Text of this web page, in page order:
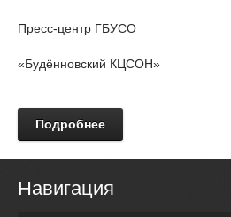
Пресс-центр ГБУСО
«Будённовский КЦСОН»
Подробнее
Навигация